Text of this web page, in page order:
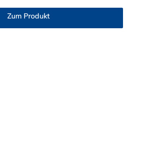
PMC12- und MC- Serie kombinieren.
Zum Produkt